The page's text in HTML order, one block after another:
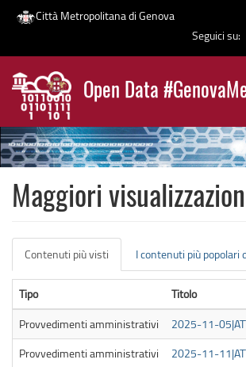
Salta
contenuto
principale
Città Metropolitana di Genova
Seguici su:
Open Data
News
Maggiori
Schede
primarie
Contenuti più visti (scheda
attiva)
I contenuti più popolari
Tipo
Titolo
Provvedimenti amministrativi
2025-11-
Provvedimenti amministrativi
2025-11-